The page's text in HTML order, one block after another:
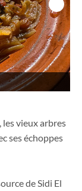
c'est la saison
les vieux arbres
ses échoppes
de Sidi El